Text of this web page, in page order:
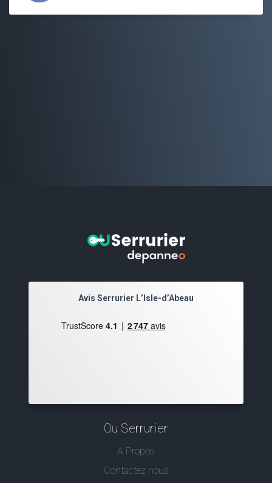
Avis Serrurier L’Isle-d’Abeau
Ou Serrurier
A Propos
Contactez nous